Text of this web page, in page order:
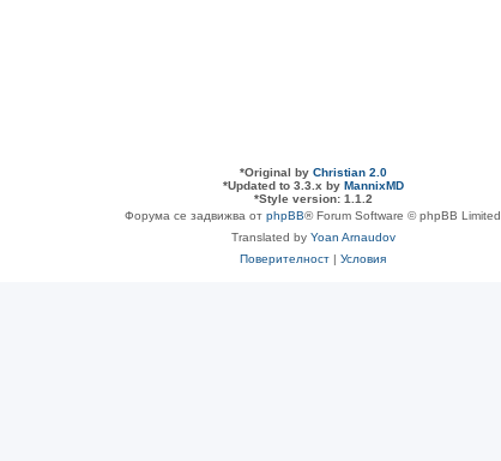
*Original by Christian 2.0
*Updated to 3.3.x by MannixMD
*Style version: 1.1.2
Форума се задвижва от phpBB® Forum Software © phpBB Limited
Translated by Yoan Arnaudov
Поверителност | Условия